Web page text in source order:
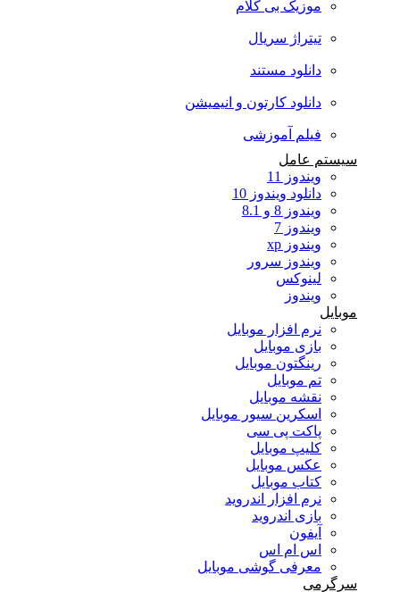
موزیک بی کلام
تیتراژ سریال
دانلود مستند
دانلود کارتون و انیمیشن
فیلم آموزشی
سیستم عامل
ویندوز 11
دانلود ویندوز 10
ویندوز 8 و 8.1
ویندوز 7
ویندوز xp
ویندوز سرور
لینوکس
ویندوز
موبایل
نرم افزار موبایل
بازی موبایل
رینگتون موبایل
تم موبایل
نقشه موبایل
اسکرین سیور موبایل
پاکت پی سی
کلیپ موبایل
عکس موبایل
کتاب موبایل
نرم افزار اندروید
بازی اندروید
آیفون
اس ام اس
معرفی گوشی موبایل
سرگرمی